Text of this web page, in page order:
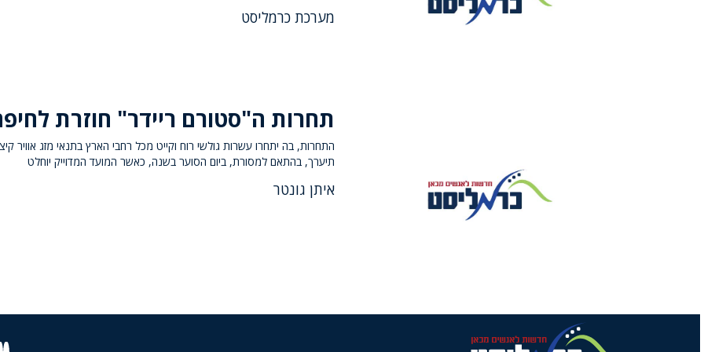
מערכת כרמליסט
תחרות ה"סטורם ריידר" חוזרת
התחרות, בה יתחרו עשרות גולשי רוח וקייט מכל רחבי הארץ בתנאי מזג אוויר
תיערך, בהתאם למסורת, ביום הסוער בשנה, כאשר המועד המדוייק יוחלט
איתן גונטר